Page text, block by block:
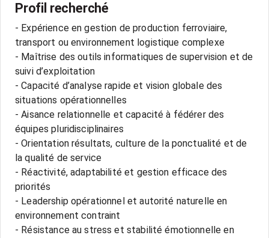
Profil recherché
- Expérience en gestion de production ferroviaire,
transport ou environnement logistique complexe
- Maîtrise des outils informatiques de supervision et de
suivi d’exploitation
- Capacité d’analyse rapide et vision globale des
situations opérationnelles
- Aisance relationnelle et capacité à fédérer des
équipes pluridisciplinaires
- Orientation résultats, culture de la ponctualité et de
la qualité de service
- Réactivité, adaptabilité et gestion efficace des
priorités
- Leadership opérationnel et autorité naturelle en
environnement contraint
- Résistance au stress et stabilité émotionnelle en